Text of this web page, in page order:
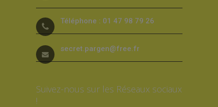
Téléphone : 01 47 98 79 26
secret.pargen@free.fr
Suivez-nous sur les Réseaux sociaux
!